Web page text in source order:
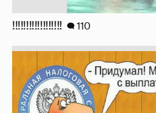
!!!!!!!!!!!!!!!!!! 110